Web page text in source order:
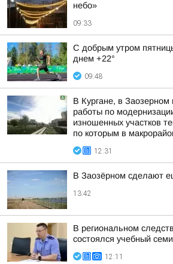
небо»
09:33
С добрым утром
днем +22°
09:48
В Кургане, в
работы по
изношенных участков
по которым в
12:31
В Заозёрном сделают
13:42
В региональном
состоялся учебный
12:11